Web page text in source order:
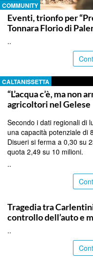
COMMUNITY
Eventi, trionfo per
Tonnara Florio di
..
CALTANISSETTA
“L’acqua c’è, ma non
agricoltori nel Gelese
Secondo i dati regionali di
una capacità potenziale di
Disueri si ferma a 0,30 su
quota 2,49 su 10 milioni.
..
Tragedia tra
controllo dell’auto e
..